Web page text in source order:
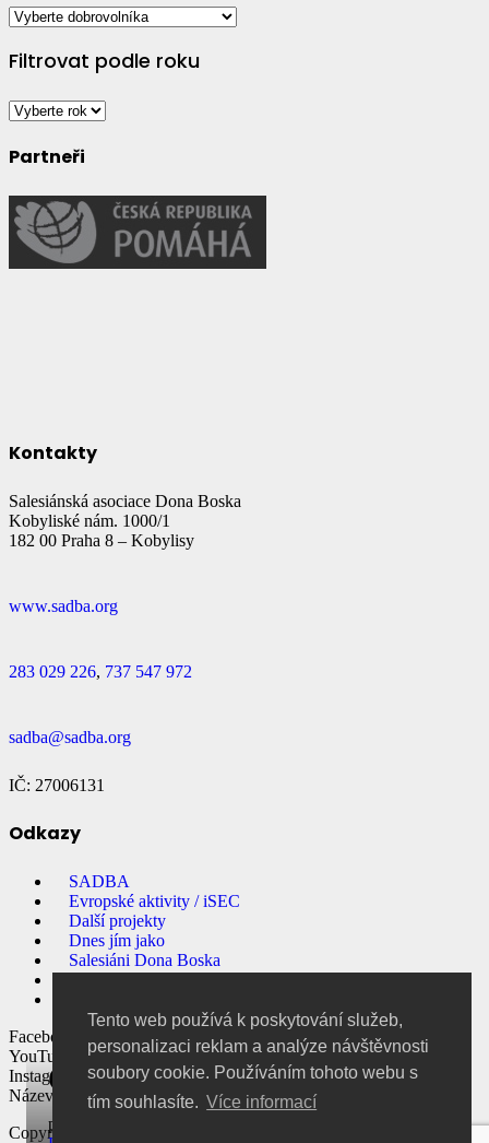
Tento web používá k poskytování služeb,
personalizaci reklam a analýze návštěvnosti
soubory cookie. Používáním tohoto webu s
tím souhlasíte. Více informací
Cesta
před 6 roky
Filtrovat podle roku
Partneři
Kontakty
Salesiánská asociace Dona Boska
Kobyliské nám. 1000/1
182 00 Praha 8 – Kobylisy
www.sadba.org
283 029 226, 737 547 972
sadba@sadba.org
IČ: 27006131
Odkazy
SADBA
Evropské aktivity / iSEC
Další projekty
Dnes jím jako
Salesiáni Dona Boska
Facebook
YouTube
Instagram
Název
Copyright 2018 Salesiánská asociace Dona Boska